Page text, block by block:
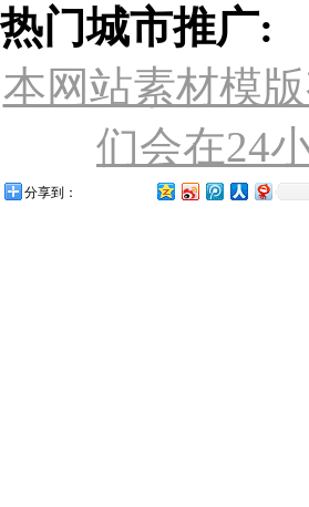
热门城市推广:
本网站素材模
们会在24
分享到：